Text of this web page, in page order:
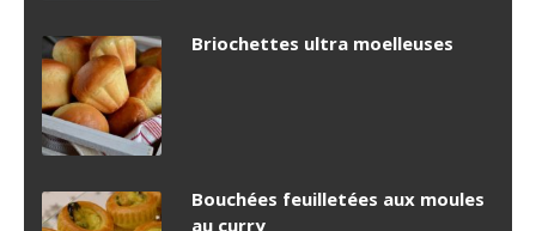
Briochettes ultra moelleuses
Bouchées feuilletées aux moules
au curry